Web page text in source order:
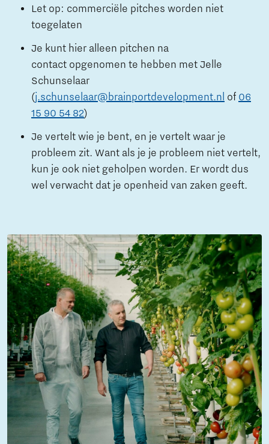
Let op: commerciële pitches worden niet
toegelaten
Je kunt hier alleen pitchen na
contact opgenomen te hebben met Jelle
Schunselaar
(j.schunselaar@brainportdevelopment.nl of 06
15 90 54 82)
Je vertelt wie je bent, en je vertelt waar je
probleem zit. Want als je je probleem niet vertelt,
kun je ook niet geholpen worden. Er wordt dus
wel verwacht dat je openheid van zaken geeft.